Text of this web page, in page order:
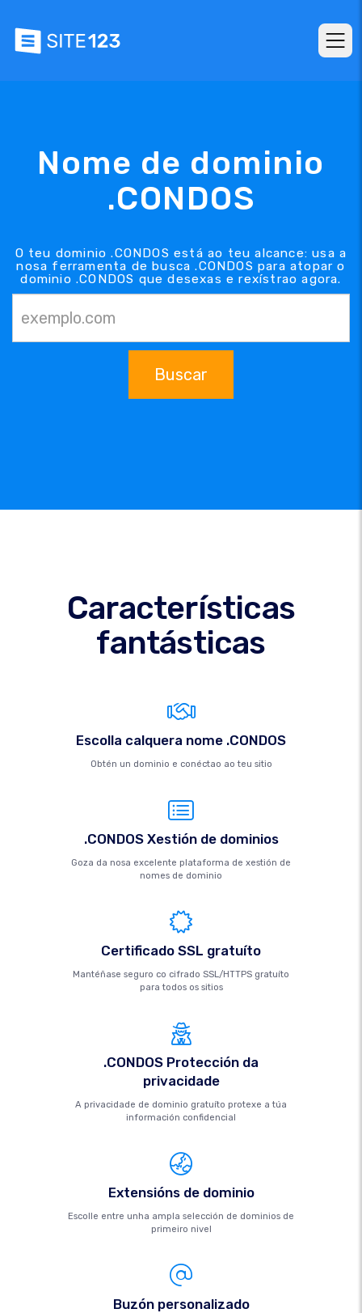
Nome de dominio
.CONDOS
O teu dominio .CONDOS está ao teu alcance: usa a
nosa ferramenta de busca .CONDOS para atopar o
dominio .CONDOS que desexas e rexístrao agora.
Buscar
Características
fantásticas
Escolla calquera nome .CONDOS
Obtén un dominio e conéctao ao teu sitio
.CONDOS Xestión de dominios
Goza da nosa excelente plataforma de xestión de
nomes de dominio
Certificado SSL gratuíto
Mantéñase seguro co cifrado SSL/HTTPS gratuíto
para todos os sitios
.CONDOS Protección da
privacidade
A privacidade de dominio gratuíto protexe a túa
información confidencial
Extensións de dominio
Escolle entre unha ampla selección de dominios de
primeiro nivel
Buzón personalizado